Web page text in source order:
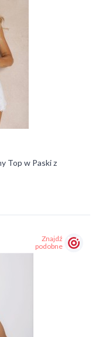
Top w Paski z
Znajdź
podobne